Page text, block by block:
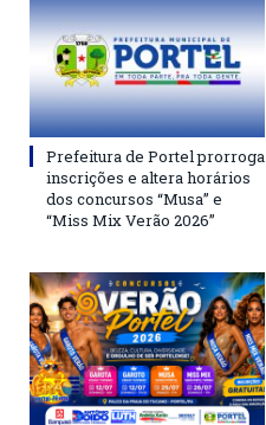
Prefeitura de Portel prorroga
inscrições e altera horários
dos concursos “Musa” e
“Miss Mix Verão 2026”